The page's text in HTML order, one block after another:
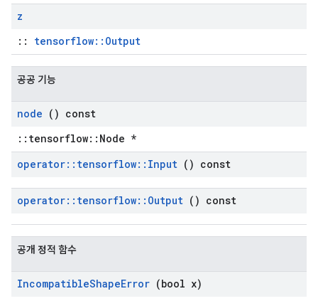
z
:: tensorflow::Output
공공 기능
node () const
::tensorflow::Node *
operator:: tensorflow:: Input () const
operator:: tensorflow:: Output () const
공개 정적 함수
IncompatibleShapeError (bool x)